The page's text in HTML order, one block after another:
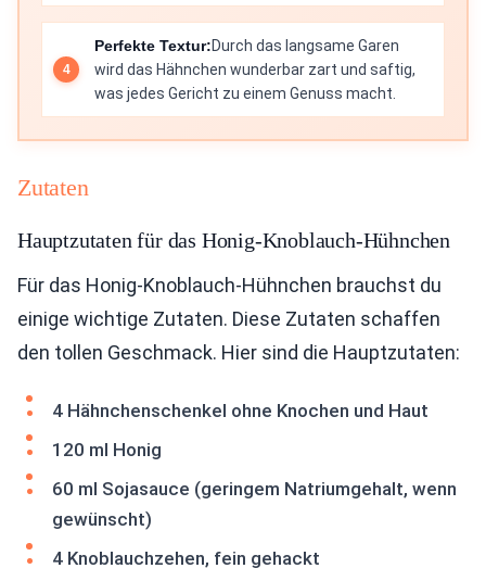
Perfekte Textur:Durch das langsame Garen
wird das Hähnchen wunderbar zart und saftig,
was jedes Gericht zu einem Genuss macht.
Zutaten
Hauptzutaten für das Honig-Knoblauch-Hühnchen
Für das Honig-Knoblauch-Hühnchen brauchst du
einige wichtige Zutaten. Diese Zutaten schaffen
den tollen Geschmack. Hier sind die Hauptzutaten:
4 Hähnchenschenkel ohne Knochen und Haut
120 ml Honig
60 ml Sojasauce (geringem Natriumgehalt, wenn
gewünscht)
4 Knoblauchzehen, fein gehackt